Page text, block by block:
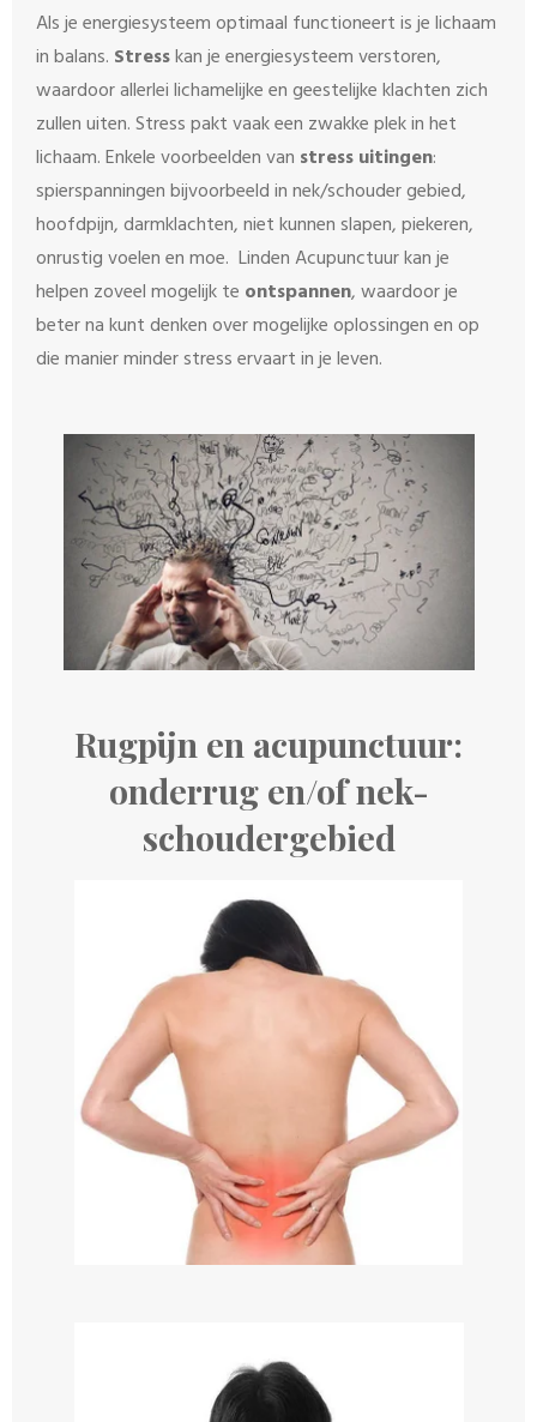
Als je energiesysteem optimaal functioneert is je lichaam
in balans. Stresskan je energiesysteem verstoren,
waardoor allerlei lichamelijke en geestelijke klachten zich
zullen uiten. Stress pakt vaak een zwakke plek in het
lichaam. Enkele voorbeelden van stress uitingen:
spierspanningen bijvoorbeeld in nek/schouder gebied,
hoofdpijn, darmklachten, niet kunnen slapen, piekeren,
onrustig voelen en moe. Linden Acupunctuur kan je
helpen zoveel mogelijk te ontspannen, waardoor je
beter na kunt denken over mogelijke oplossingen en op
die manier minder stress ervaart in je leven.
Rugpijn en acupunctuur:
onderrug en/of nek-
schoudergebied